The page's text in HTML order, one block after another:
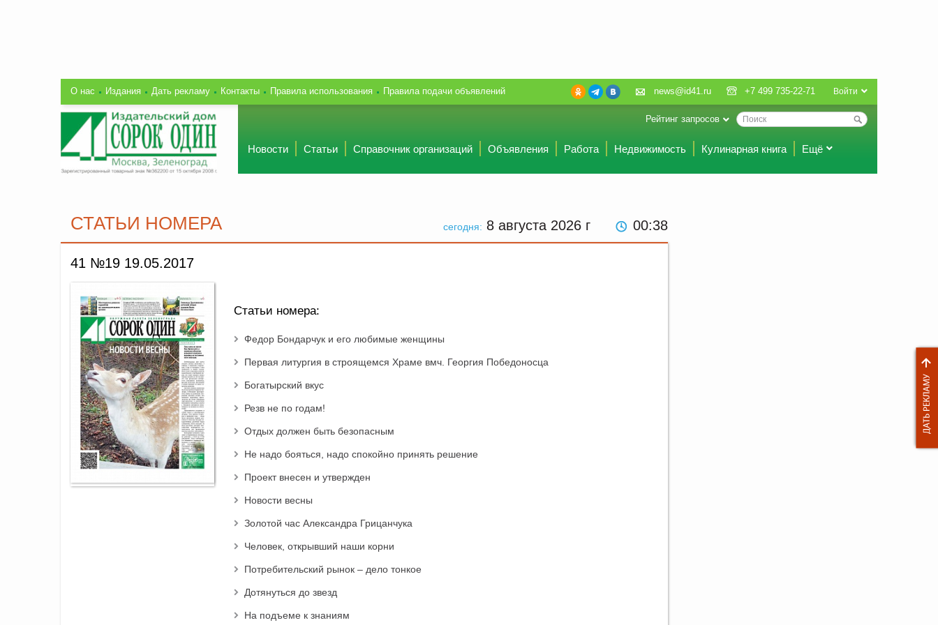
О нас Издания Дать рекламу Контакты Правила использования Правила подачи объявлений Войти
news@id41.ru +7 499 735-22-71
Рейтинг запросов
Новости Статьи Справочник организаций Объявления Работа Недвижимость Кулинарная книга Ещё
сегодня: 8 августа 2026 г 00 38
СТАТЬИ НОМЕРА
41 №19 19.05.2017
Статьи номера:
Федор Бондарчук и его любимые женщины
Первая литургия в строящемся Храме вмч. Георгия Победоносца
Богатырский вкус
Резв не по годам!
Отдых должен быть безопасным
Не надо бояться, надо спокойно принять решение
Проект внесен и утвержден
Новости весны
Золотой час Александра Грицанчука
Человек, открывший наши корни
Потребительский рынок – дело тонкое
Дотянуться до звезд
На подъеме к знаниям